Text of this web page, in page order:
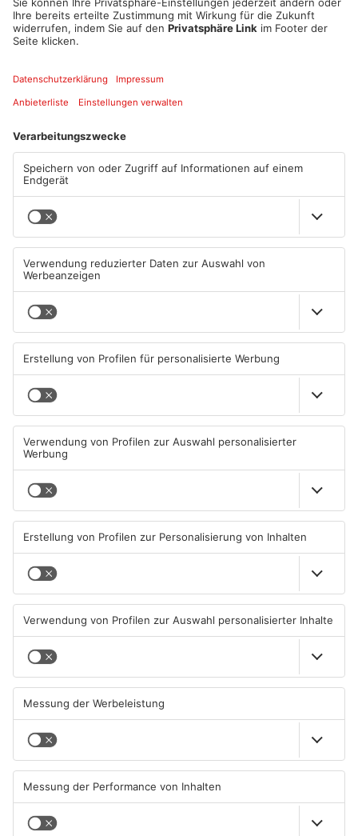
Mehr aus Main-
Kinzig-Kreis
Großkrotzenburger Randale-
Pfauen noch nicht
Mann schießt in Neuberg mit
Schwerer Unfall zwischen
Langenselbolder Dreieck und
Hanauer Kreuz
07.08.2026, 07:07 UHR IN MAIN-
KINZIG-KREIS
Ausstellung in Bruchköbel
zum Thema "Wasser im
07.08.2026, 05:00 UHR IN MAIN-
KINZIG-KREIS
Wohnhausbrand in Maintal:
Zwei Menschen verletzt
Gute Nachrichten für Pendler
im Main-Kinzig-Kreis und in